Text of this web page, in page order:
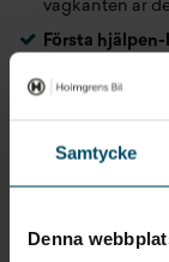
Samtycke
Denna
vägkanten är
Första
Ficklampa
Värmeljus och
Filt och extra
Bogserlina